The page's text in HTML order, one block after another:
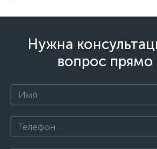
Нужна
вопрос прямо